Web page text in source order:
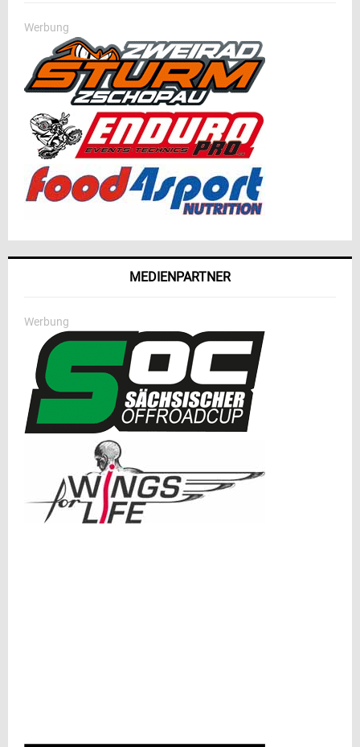
Werbung
MEDIENPARTNER
Werbung